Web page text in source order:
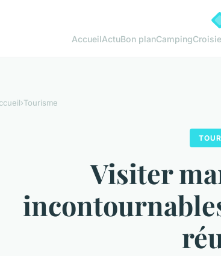
AccueilActuBon planCamping
›Tourisme
Visiter